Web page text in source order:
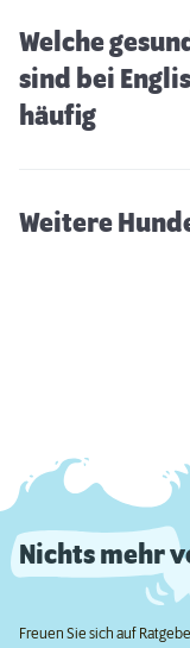
Welche
sind bei
häufig
Weitere
Deutscher
Nichts mehr
Freuen Sie sich auf